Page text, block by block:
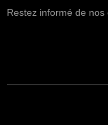
Restez informé de nos